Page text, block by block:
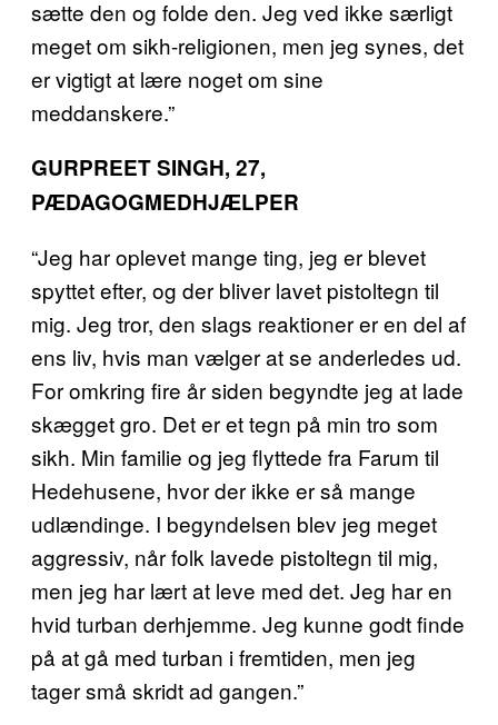
sætte den og folde den. Jeg ved ikke særligt
meget om sikh-religionen, men jeg synes, det
er vigtigt at lære noget om sine
meddanskere.”
GURPREET SINGH, 27,
PÆDAGOGMEDHJÆLPER
“Jeg har oplevet mange ting, jeg er blevet
spyttet efter, og der bliver lavet pistoltegn til
mig. Jeg tror, den slags reaktioner er en del af
ens liv, hvis man vælger at se anderledes ud.
For omkring fire år siden begyndte jeg at lade
skægget gro. Det er et tegn på min tro som
sikh. Min familie og jeg flyttede fra Farum til
Hedehusene, hvor der ikke er så mange
udlændinge. I begyndelsen blev jeg meget
aggressiv, når folk lavede pistoltegn til mig,
men jeg har lært at leve med det. Jeg har en
hvid turban derhjemme. Jeg kunne godt finde
på at gå med turban i fremtiden, men jeg
tager små skridt ad gangen.”